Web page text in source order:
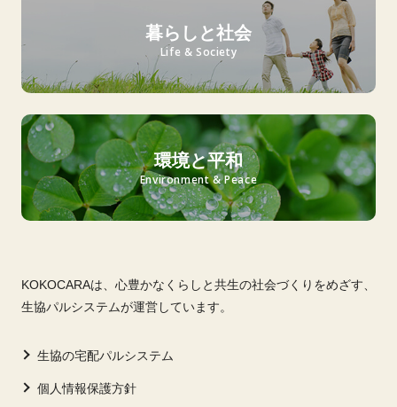
暮らしと社会
Life & Society
環境と平和
Environment & Peace
KOKOCARAは、心豊かなくらしと共生の社会づくりをめざす、
生協パルシステムが運営しています。
生協の宅配パルシステム
個人情報保護方針